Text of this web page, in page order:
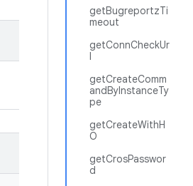
getBugreportzTi
meout
getConnCheckUr
l
getCreateComm
andByInstanceTy
pe
getCreateWithH
O
getCrosPasswor
d